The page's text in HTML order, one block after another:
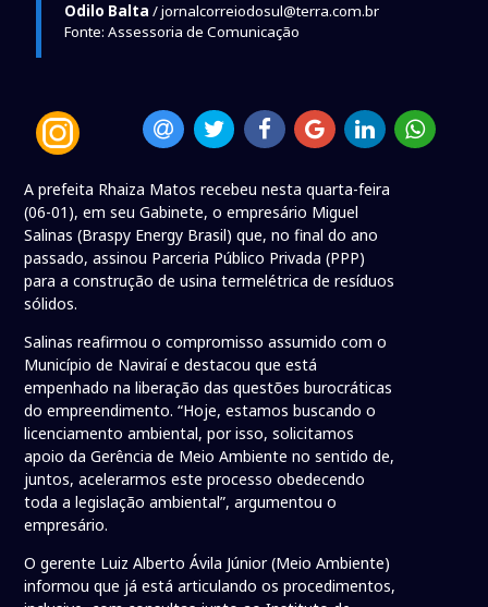
Odilo Balta / jornalcorreiodosul@terra.com.br
Fonte: Assessoria de Comunicação
A prefeita Rhaiza Matos recebeu nesta quarta-feira
(06-01), em seu Gabinete, o empresário Miguel
Salinas (Braspy Energy Brasil) que, no final do ano
passado, assinou Parceria Público Privada (PPP)
para a construção de usina termelétrica de resíduos
sólidos.
Salinas reafirmou o compromisso assumido com o
Município de Naviraí e destacou que está
empenhado na liberação das questões burocráticas
do empreendimento. “Hoje, estamos buscando o
licenciamento ambiental, por isso, solicitamos
apoio da Gerência de Meio Ambiente no sentido de,
juntos, acelerarmos este processo obedecendo
toda a legislação ambiental”, argumentou o
empresário.
O gerente Luiz Alberto Ávila Júnior (Meio Ambiente)
informou que já está articulando os procedimentos,